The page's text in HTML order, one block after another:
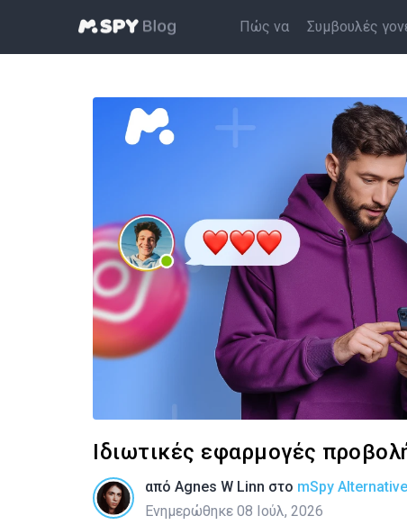
Πώς να Συμβουλές
Ιδιωτικές εφαρμογές
από Agnes W Linn στο mSpy
Ενημερώθηκε 08 Ιούλ, 2026